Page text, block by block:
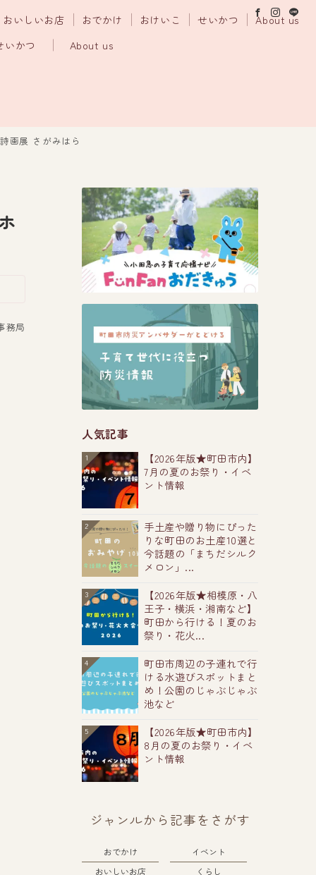
いかつ About us
おいしいお店 おでかけ おけいこ せいかつ About us
画展 さがみはら
務局
人気記事
1
【2026年版★町田市内】
7月の夏のお祭り・イベ
ント情報
2
手土産や贈り物にぴった
りな町田のお土産10選と
今話題の「まちだシルク
メロン」...
3
【2026年版★相模原・八
王子・横浜・湘南など】
町田から行ける！夏のお
祭り・花火...
4
町田市周辺の子連れで行
ける水遊びスポットまと
め！公園のじゃぶじゃぶ
池など
5
【2026年版★町田市内】
8月の夏のお祭り・イベ
ント情報
ジャンルから記事をさがす
おでかけ
イベント
おいしいお店
くらし